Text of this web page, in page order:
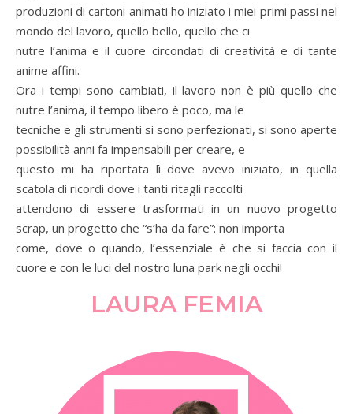
produzioni di cartoni animati ho iniziato i miei primi passi nel
mondo del lavoro, quello bello, quello che ci
nutre l’anima e il cuore circondati di creatività e di tante
anime affini.
Ora i tempi sono cambiati, il lavoro non è più quello che
nutre l’anima, il tempo libero è poco, ma le
tecniche e gli strumenti si sono perfezionati, si sono aperte
possibilità anni fa impensabili per creare, e
questo mi ha riportata lì dove avevo iniziato, in quella
scatola di ricordi dove i tanti ritagli raccolti
attendono di essere trasformati in un nuovo progetto
scrap, un progetto che “s’ha da fare”: non importa
come, dove o quando, l’essenziale è che si faccia con il
cuore e con le luci del nostro luna park negli occhi!
LAURA FEMIA